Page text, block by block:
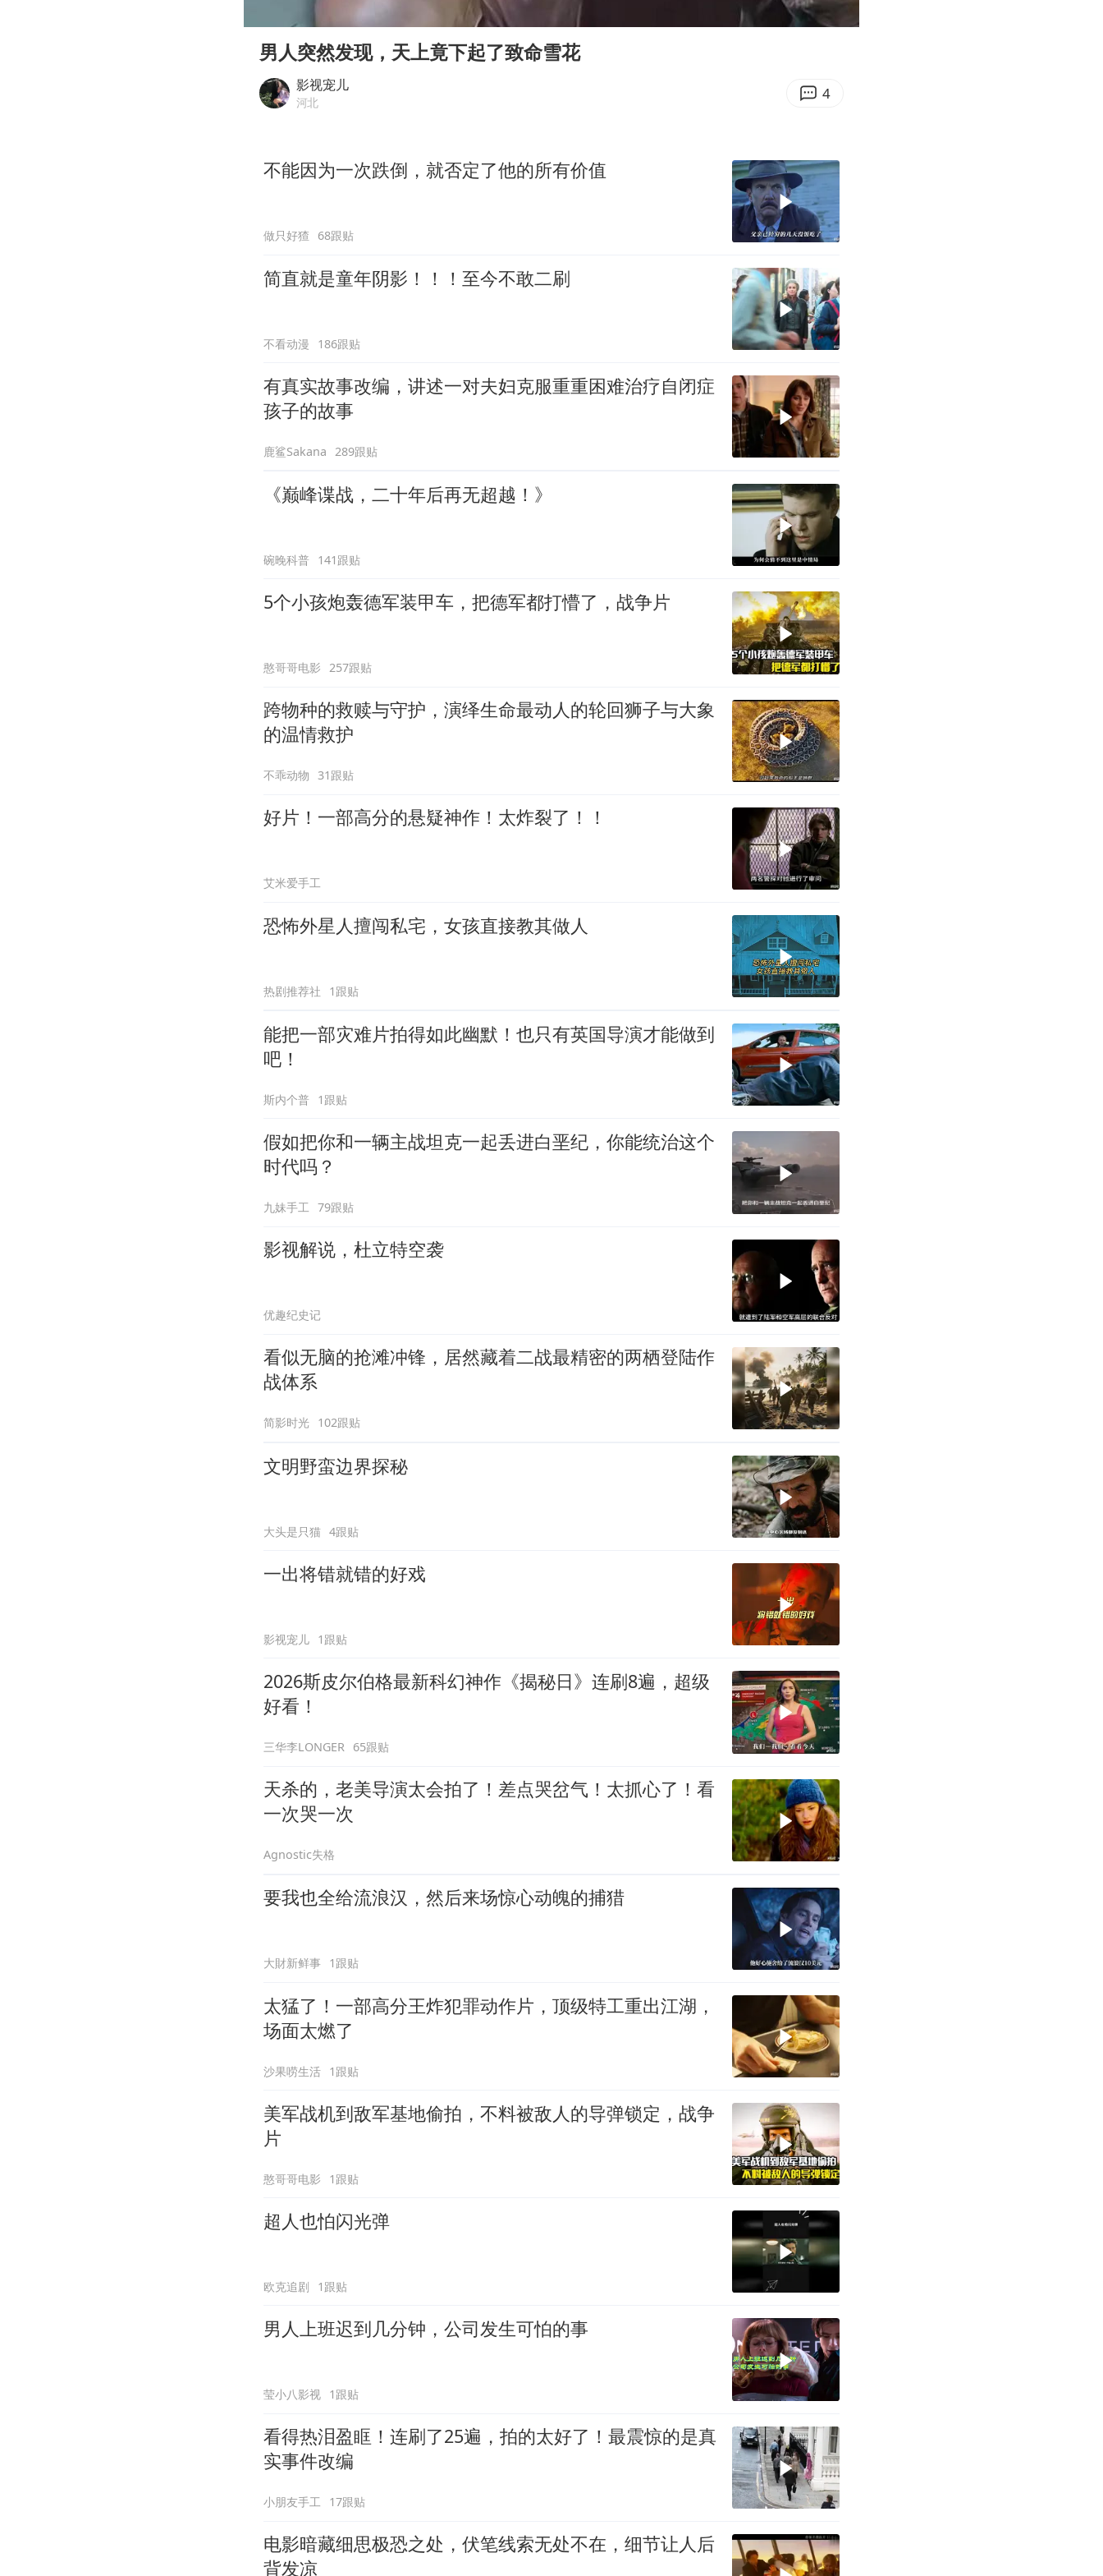
香港宏福苑火灾或由烟头引起
“不怕六爷挂得多 就怕六爷挂一颗”
梁家辉：到内地拍戏不是北上是回归
08:34
Enter
男人突然发现，天上竟下起了致命雪花
影视宠儿
河北 4
不能因为一次跌倒，就否定了他的所有价值
做只好猹 68跟贴
简直就是童年阴影！！！至今不敢二刷
不看动漫 186跟贴
有真实故事改编，讲述一对夫妇克服重重困难治疗自闭症
孩子的故事
鹿鲨Sakana 289跟贴
《巅峰谍战，二十年后再无超越！》
碗晚科普 141跟贴
5个小孩炮轰德军装甲车，把德军都打懵了，战争片
憨哥哥电影 257跟贴
跨物种的救赎与守护，演绎生命最动人的轮回狮子与大象
的温情救护
不乖动物 31跟贴
好片！一部高分的悬疑神作！太炸裂了！！
艾米爱手工
恐怖外星人擅闯私宅，女孩直接教其做人
热剧推荐社 1跟贴
能把一部灾难片拍得如此幽默！也只有英国导演才能做到
吧！
斯内个普 1跟贴
假如把你和一辆主战坦克一起丢进白垩纪，你能统治这个
时代吗？
九妹手工 79跟贴
影视解说，杜立特空袭
优趣纪史记
看似无脑的抢滩冲锋，居然藏着二战最精密的两栖登陆作
战体系
简影时光 102跟贴
文明野蛮边界探秘
大头是只猫 4跟贴
一出将错就错的好戏
影视宠儿 1跟贴
2026斯皮尔伯格最新科幻神作《揭秘日》连刷8遍，超级
好看！
三华李LONGER 65跟贴
天杀的，老美导演太会拍了！差点哭岔气！太抓心了！看
一次哭一次
Agnostic失格
要我也全给流浪汉，然后来场惊心动魄的捕猎
大財新鲜事 1跟贴
太猛了！一部高分王炸犯罪动作片，顶级特工重出江湖，
场面太燃了
沙果唠生活 1跟贴
美军战机到敌军基地偷拍，不料被敌人的导弹锁定，战争
片
憨哥哥电影 1跟贴
超人也怕闪光弹
欧克追剧 1跟贴
男人上班迟到几分钟，公司发生可怕的事
莹小八影视 1跟贴
看得热泪盈眶！连刷了25遍，拍的太好了！最震惊的是真
实事件改编
小朋友手工 17跟贴
电影暗藏细思极恐之处，伏笔线索无处不在，细节让人后
背发凉